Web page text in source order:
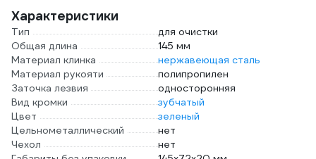
Характеристики
Тип
для очистки
Общая длина
145 мм
Материал клинка
нержавеющая сталь
Материал рукояти
полипропилен
Заточка лезвия
односторонняя
Вид кромки
зубчатый
Цвет
зеленый
Цельнометаллический
нет
Чехол
нет